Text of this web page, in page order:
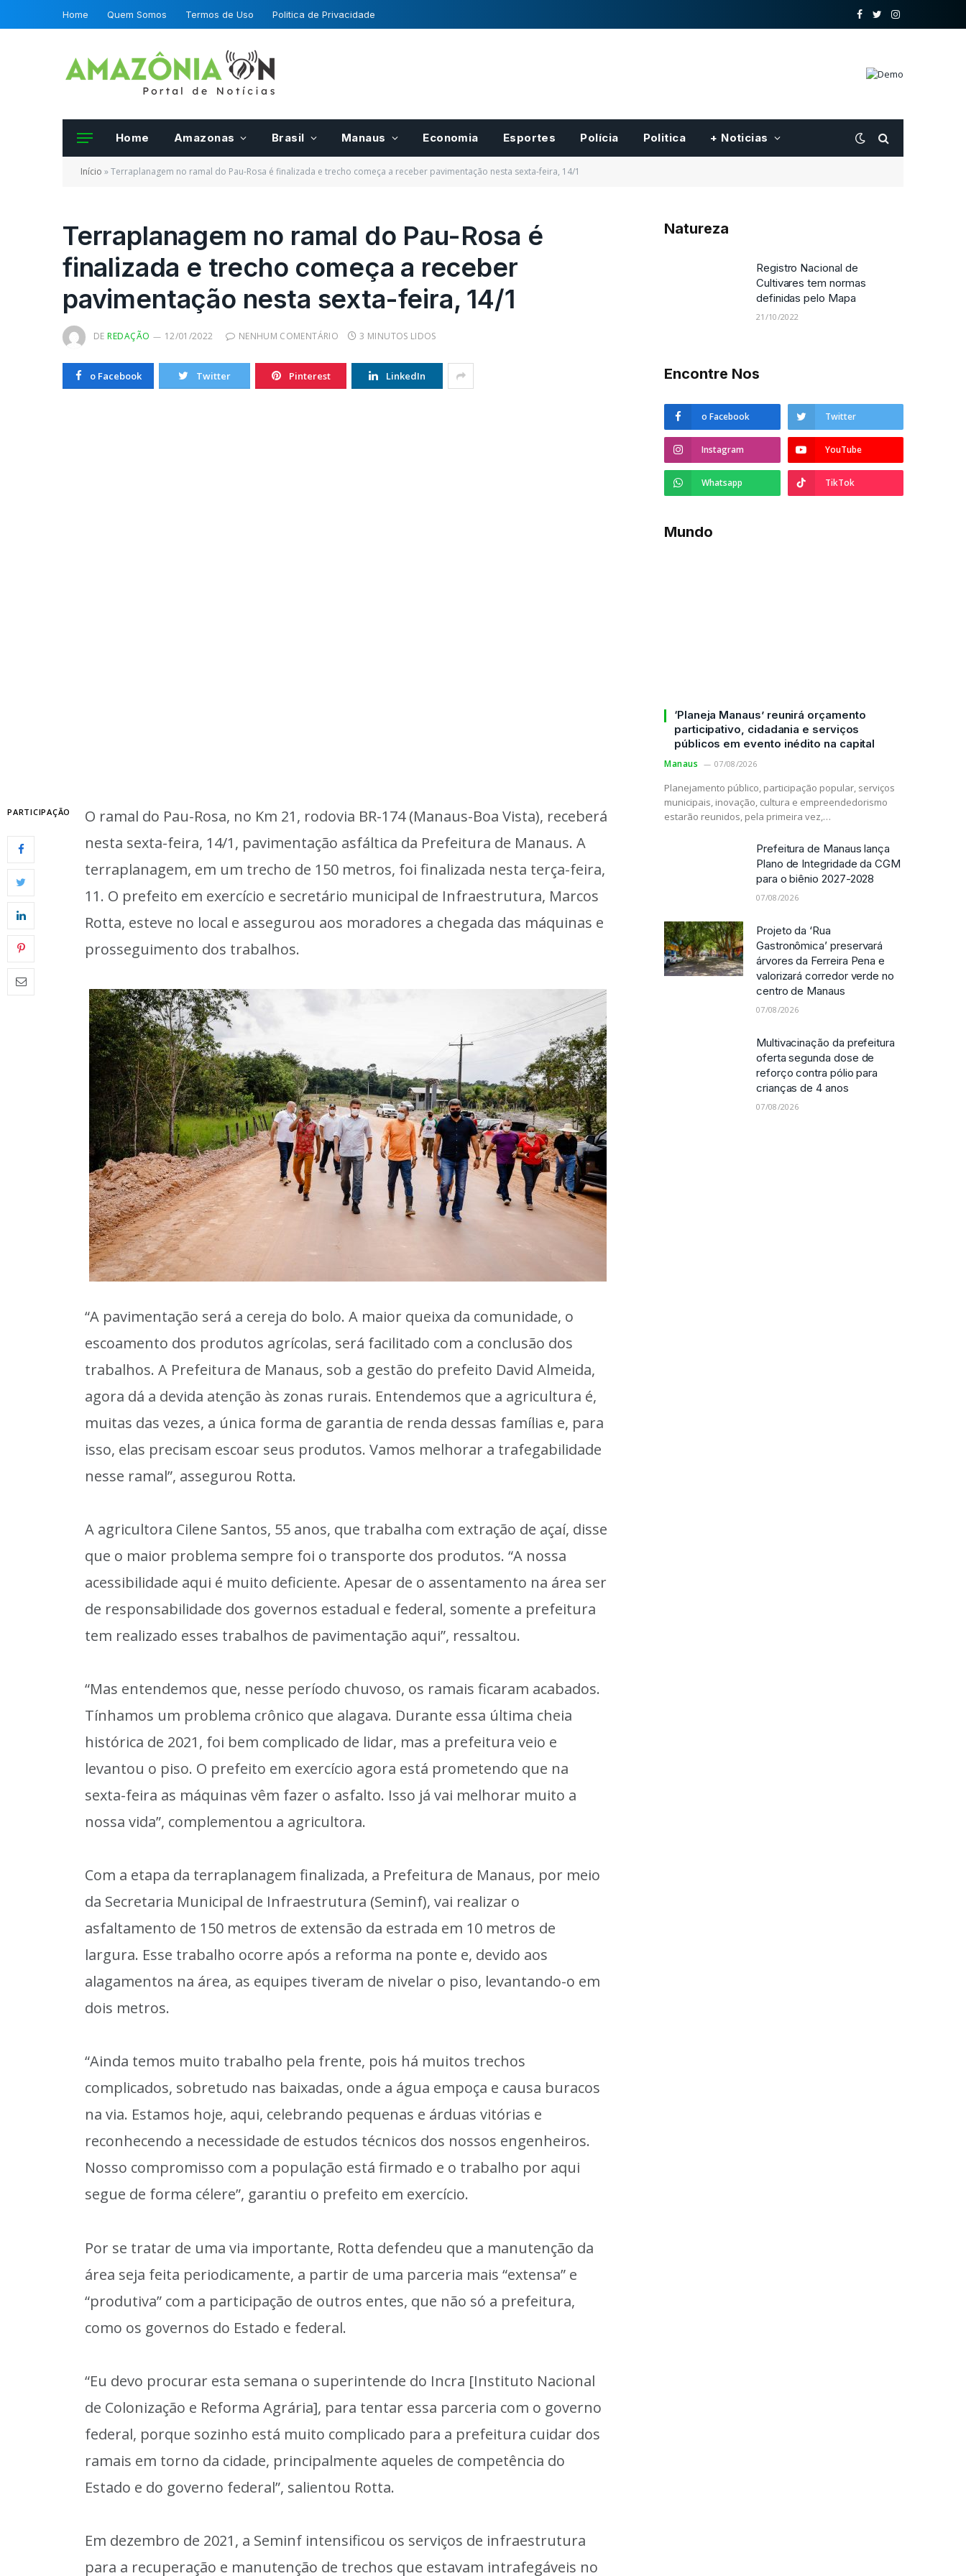
Home Quem Somos Termos de Uso Politica de Privacidade
o
TwitterInstagram
Home Amazonas Brasil Manaus Economia Esportes Polícia Politica + Noticias
Início »Terraplanagem no ramal do Pau-Rosa é finalizada e trecho começa a receber pavimentação nesta sexta-feira, 14/1
Terraplanagem no ramal do Pau-Rosa é
finalizada e trecho começa a receber
pavimentação nesta sexta-feira, 14/1
DE REDAÇÃO 12/01/2022 NENHUM COMENTÁRIO 3 MINUTOS LIDOS
o Facebook Twitter Pinterest LinkedIn
PARTICIPAÇÃO
O ramal do Pau-Rosa, no Km 21, rodovia BR-174 (Manaus-Boa Vista), receberá
nesta sexta-feira, 14/1, pavimentação asfáltica da Prefeitura de Manaus. A
terraplanagem, em um trecho de 150 metros, foi finalizada nesta terça-feira,
11. O prefeito em exercício e secretário municipal de Infraestrutura, Marcos
Rotta, esteve no local e assegurou aos moradores a chegada das máquinas e
prosseguimento dos trabalhos.
“A pavimentação será a cereja do bolo. A maior queixa da comunidade, o
escoamento dos produtos agrícolas, será facilitado com a conclusão dos
trabalhos. A Prefeitura de Manaus, sob a gestão do prefeito David Almeida,
agora dá a devida atenção às zonas rurais. Entendemos que a agricultura é,
muitas das vezes, a única forma de garantia de renda dessas famílias e, para
isso, elas precisam escoar seus produtos. Vamos melhorar a trafegabilidade
nesse ramal”, assegurou Rotta.
A agricultora Cilene Santos, 55 anos, que trabalha com extração de açaí, disse
que o maior problema sempre foi o transporte dos produtos. “A nossa
acessibilidade aqui é muito deficiente. Apesar de o assentamento na área ser
de responsabilidade dos governos estadual e federal, somente a prefeitura
tem realizado esses trabalhos de pavimentação aqui”, ressaltou.
“Mas entendemos que, nesse período chuvoso, os ramais ficaram acabados.
Tínhamos um problema crônico que alagava. Durante essa última cheia
histórica de 2021, foi bem complicado de lidar, mas a prefeitura veio e
levantou o piso. O prefeito em exercício agora está prometendo que na
sexta-feira as máquinas vêm fazer o asfalto. Isso já vai melhorar muito a
nossa vida”, complementou a agricultora.
Com a etapa da terraplanagem finalizada, a Prefeitura de Manaus, por meio
da Secretaria Municipal de Infraestrutura (Seminf), vai realizar o
asfaltamento de 150 metros de extensão da estrada em 10 metros de
largura. Esse trabalho ocorre após a reforma na ponte e, devido aos
alagamentos na área, as equipes tiveram de nivelar o piso, levantando-o em
dois metros.
“Ainda temos muito trabalho pela frente, pois há muitos trechos
complicados, sobretudo nas baixadas, onde a água empoça e causa buracos
na via. Estamos hoje, aqui, celebrando pequenas e árduas vitórias e
reconhecendo a necessidade de estudos técnicos dos nossos engenheiros.
Nosso compromisso com a população está firmado e o trabalho por aqui
segue de forma célere”, garantiu o prefeito em exercício.
Por se tratar de uma via importante, Rotta defendeu que a manutenção da
área seja feita periodicamente, a partir de uma parceria mais “extensa” e
“produtiva” com a participação de outros entes, que não só a prefeitura,
como os governos do Estado e federal.
“Eu devo procurar esta semana o superintende do Incra [Instituto Nacional
de Colonização e Reforma Agrária], para tentar essa parceria com o governo
federal, porque sozinho está muito complicado para a prefeitura cuidar dos
ramais em torno da cidade, principalmente aqueles de competência do
Estado e do governo federal”, salientou Rotta.
Em dezembro de 2021, a Seminf intensificou os serviços de infraestrutura
para a recuperação e manutenção de trechos que estavam intrafegáveis no
Natureza
Registro Nacional de
Cultivares tem normas
definidas pelo Mapa
21/10/2022
Encontre Nos
o Facebook Twitter
Instagram YouTube
Whatsapp TikTok
Mundo
‘Planeja Manaus’ reunirá orçamento
participativo, cidadania e serviços
públicos em evento inédito na capital
Manaus 07/08/2026
Planejamento público, participação popular, serviços
municipais, inovação, cultura e empreendedorismo
estarão reunidos, pela primeira vez,…
Prefeitura de Manaus lança
Plano de Integridade da CGM
para o biênio 2027-2028
07/08/2026
Projeto da ‘Rua
Gastronômica’ preservará
árvores da Ferreira Pena e
valorizará corredor verde no
centro de Manaus
07/08/2026
Multivacinação da prefeitura
oferta segunda dose de
reforço contra pólio para
crianças de 4 anos
07/08/2026